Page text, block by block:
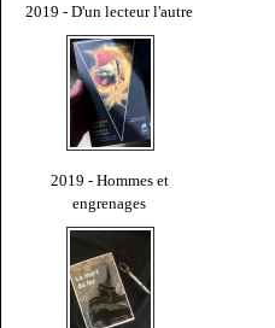
2019 - D'un lecteur l'autre
2019 - Hommes et
engrenages